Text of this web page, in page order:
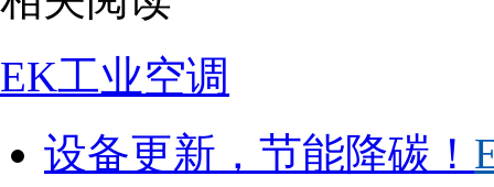
EK工业空调
设备更新，节能降碳！